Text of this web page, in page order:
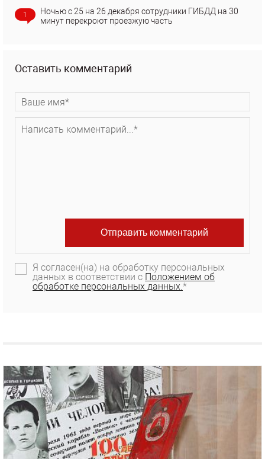
1
Ночью с 25 на 26 декабря сотрудники ГИБДД на 30
минут перекроют проезжую часть
Оставить комментарий
Я согласен(на) на обработку персональных
данных в соответствии с Положением об
обработке персональных данных.*